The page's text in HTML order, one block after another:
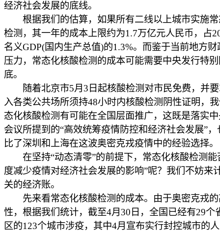
经济社会发展的底线。
根据我们的估算，如果所有二线以上城市实施常
检测，其一年的成本上限约为1.7万亿元人民币，占
名义GDP(国内生产总值)的1.3%。而鉴于当前地方财
压力，常态化核酸检测的成本可能需要中央发行特
底。
随着北京市5月3日起核酸检测对市民免费，并要
入各类公共场所须持48小时内核酸检测阴性证明，
态化核酸检测有可能在全国层面推广，这既是落实
会议所提到的“高效统筹疫情防控和经济社会发展”，
比了深圳和上海在这波奥密克戎疫情中的经验选择。
在坚持“动态清零”的前提下，常态化核酸检测能
度减少疫情对经济社会发展的影响”呢？我们不妨来
关的经济账。
先来看常态化核酸检测的成本。由于奥密克戎的
性，根据我们统计，截至4月30日，全国已经有29个
区的123个城市涉疫，其中4月宣布实行封控城市的